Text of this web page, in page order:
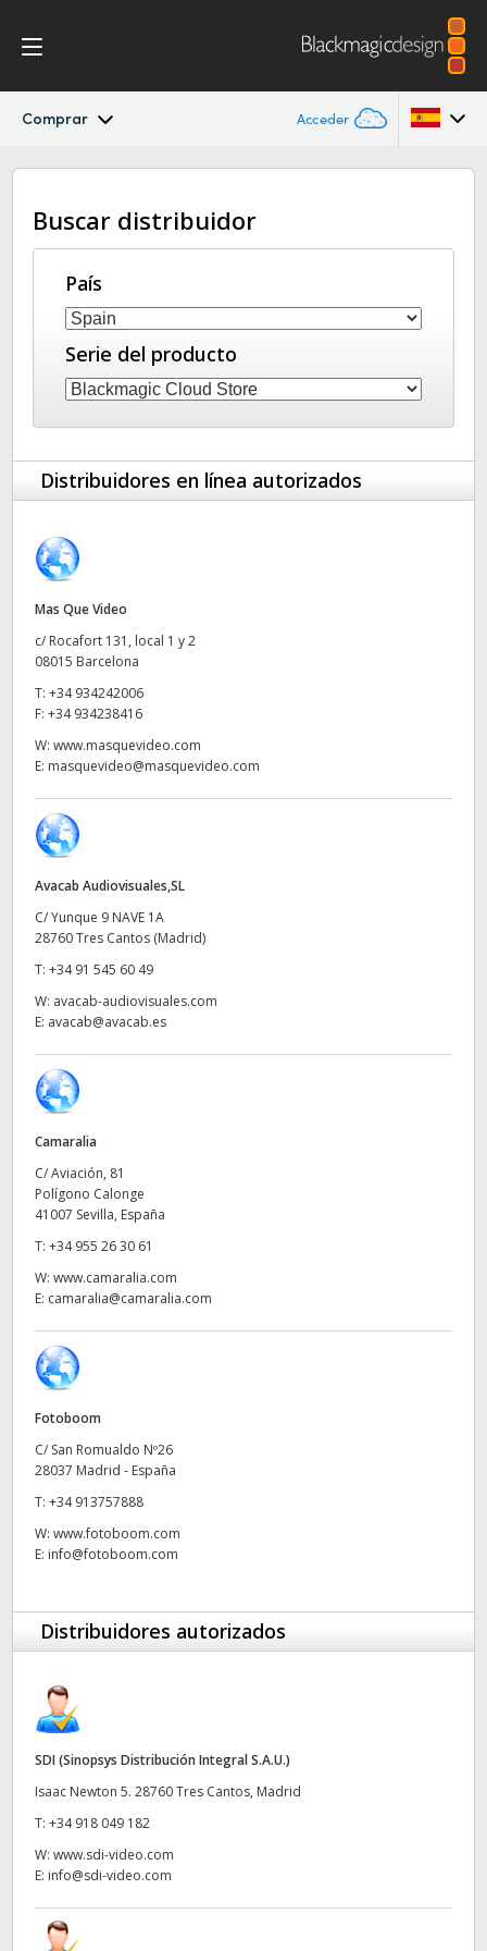
Comprar Acceder
Blackmagic Cloud Store Mini/Max/Ultra
Galería
DaVinci Resolve Replay
Especificaciones
Australia
Austria
Brazil
Canada
Denmark
Germany
Hong Kong SAR, China
India
Italy
Mexico
Malaysia
Netherlands
New Zealand
Portugal
Singapore
South Africa
España
Turkey
Ukraine
United States
Buscar distribuidor
País
Serie del producto
Distribuidores en línea autorizados
Mas Que Video
c/ Rocafort 131, local 1 y 2
08015 Barcelona
T: +34 934242006
F: +34 934238416
W: www.masquevideo.com
E: masquevideo@masquevideo.com
Avacab Audiovisuales,SL
C/ Yunque 9 NAVE 1A
28760 Tres Cantos (Madrid)
T: +34 91 545 60 49
W: avacab-audiovisuales.com
E: avacab@avacab.es
Camaralia
C/ Aviación, 81
Polígono Calonge
41007 Sevilla, España
T: +34 955 26 30 61
W: www.camaralia.com
E: camaralia@camaralia.com
Fotoboom
C/ San Romualdo Nº26
28037 Madrid - España
T: +34 913757888
W: www.fotoboom.com
E: info@fotoboom.com
Distribuidores autorizados
SDI (Sinopsys Distribución Integral S.A.U.)
Isaac Newton 5. 28760 Tres Cantos, Madrid
T: +34 918 049 182
W: www.sdi-video.com
E: info@sdi-video.com